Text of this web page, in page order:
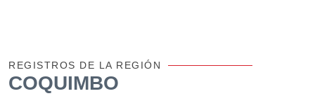
REGISTROS DE LA REGIÓN
COQUIMBO